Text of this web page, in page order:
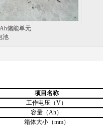
储能单元
池
项目名称
工作电压（V）
容量（Ah）
箱体大小（mm）